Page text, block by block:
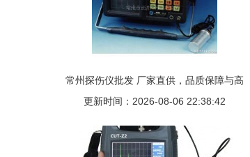
常州探伤仪批发 厂家直供，品质保障与高
效选择
更新时间：2026-08-06 22:38:42